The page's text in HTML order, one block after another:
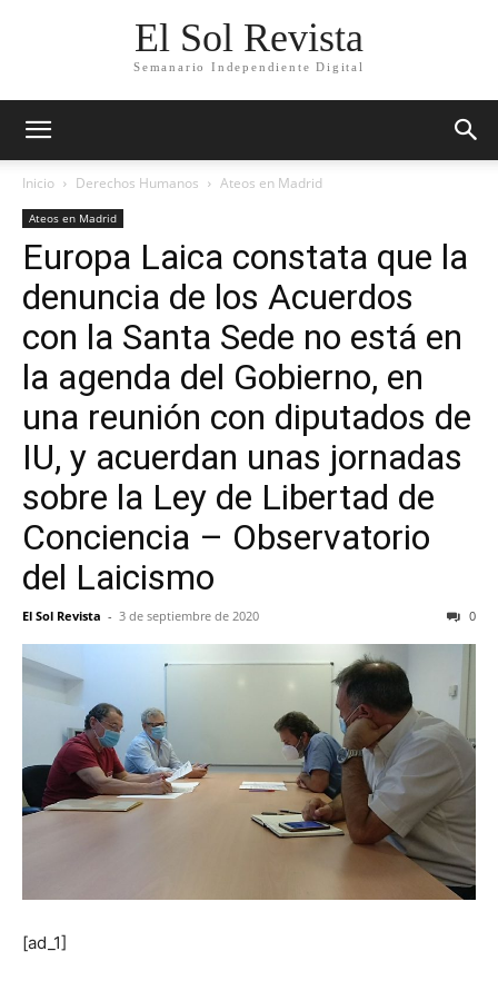
El Sol Revista
Semanario Independiente Digital
Inicio Derechos Humanos Ateos en Madrid
Ateos en Madrid
Europa Laica constata que la
denuncia de los Acuerdos
con la Santa Sede no está en
la agenda del Gobierno, en
una reunión con diputados de
IU, y acuerdan unas jornadas
sobre la Ley de Libertad de
Conciencia – Observatorio
del Laicismo
El Sol Revista - 3 de septiembre de 2020 0
[ad_1]